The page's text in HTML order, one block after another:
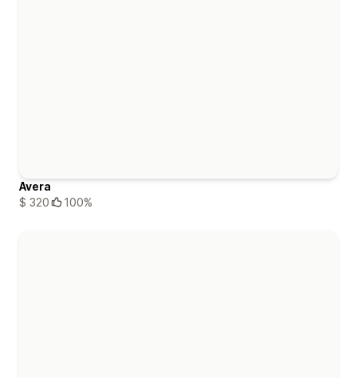
Avera
$ 320
100%